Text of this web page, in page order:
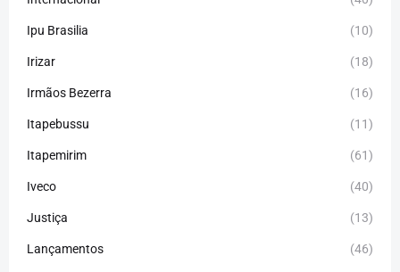
Ipu Brasilia (10)
Irizar (18)
Irmãos Bezerra (16)
Itapebussu (11)
Itapemirim (61)
Iveco (40)
Justiça (13)
Lançamentos (46)